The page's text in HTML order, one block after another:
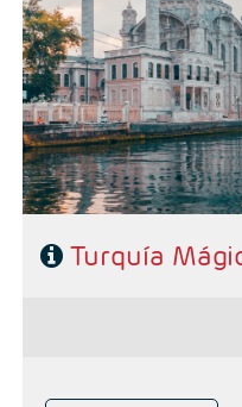
- Salida: Viernes y Sábados
- Ruta: 3 noches en
Pamukkale, 1 noche en Zona
- Categoría: Primera, Primera
Turquía